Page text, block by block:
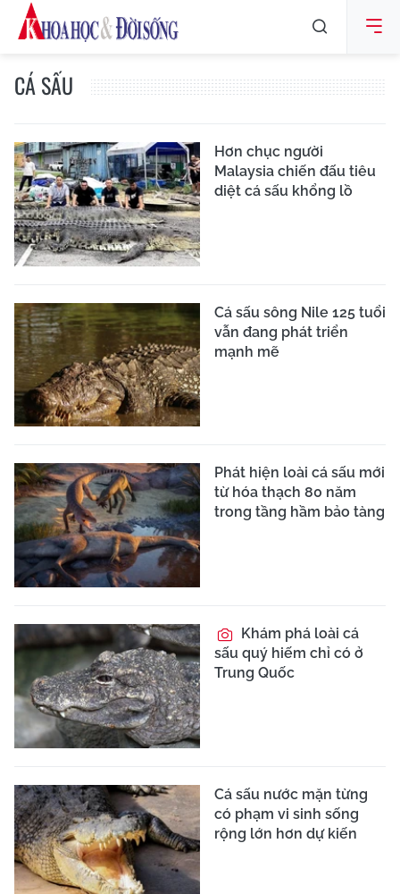
CÁ SẤU
Hơn chục người
Malaysia chiến đấu tiêu
diệt cá sấu khổng lồ
Cá sấu sông Nile 125 tuổi
vẫn đang phát triển
mạnh mẽ
Phát hiện loài cá sấu mới
từ hóa thạch 80 năm
trong tầng hầm bảo tàng
Khám phá loài cá
sấu quý hiếm chỉ có ở
Trung Quốc
Cá sấu nước mặn từng
có phạm vi sinh sống
rộng lớn hơn dự kiến